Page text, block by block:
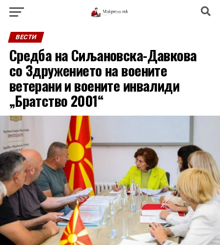
ВЕСТИ
Средба на Сиљановска-Давкова
со Здружението на воените
ветерани и воените инвалиди
„Братство 2001“